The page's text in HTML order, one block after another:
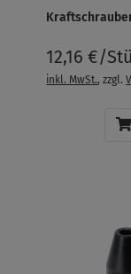
12,16 €/
inkl. MwSt., zzgl.